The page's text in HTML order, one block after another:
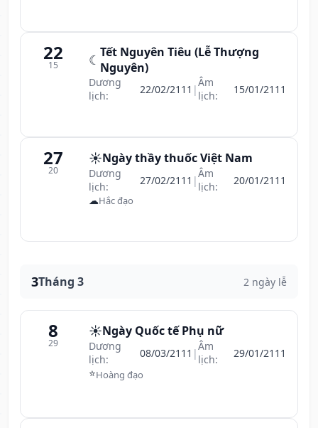
22
15 ☾ Tết Nguyên Tiêu (Lễ Thượng
Nguyên)
Dương
lịch:
22/02/2111 |Âm
lịch:
15/01/2111
27
20
☀️Ngày thầy thuốc Việt Nam
Dương
lịch:
27/02/2111 |Âm
lịch:
20/01/2111
☁Hắc đạo
3Tháng 3 2 ngày lễ
8
29
☀️Ngày Quốc tế Phụ nữ
Dương
lịch:
08/03/2111 |Âm
lịch:
29/01/2111
⭐Hoàng đạo